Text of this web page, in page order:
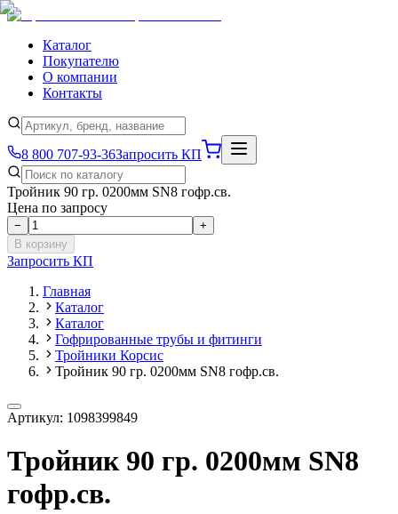
Каталог
Покупателю
О компании
Контакты
8 800 707-93-36Запросить КП
Тройник 90 гр. 0200мм SN8 гофр.св.
Цена по запросу
−
+
В корзину
Запросить КП
Главная
Каталог
Каталог
Гофрированные трубы и фитинги
Тройники Корсис
Тройник 90 гр. 0200мм SN8 гофр.св.
Артикул: 1098399849
Тройник 90 гр. 0200мм SN8
гофр.св.